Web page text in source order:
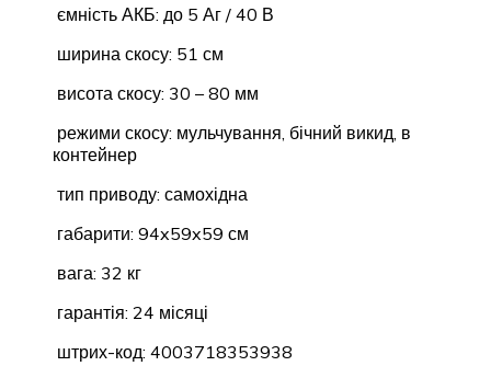
ємність АКБ: до 5 Аг / 40 В
ширина скосу: 51 см
висота скосу: 30 – 80 мм
режими скосу: мульчування, бічний викид, в
контейнер
тип приводу: самохідна
габарити: 94x59x59 см
вага: 32 кг
гарантія: 24 місяці
штрих-код: 4003718353938